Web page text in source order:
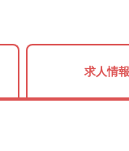
求人情報